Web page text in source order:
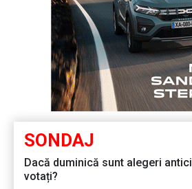
SONDAJ
Dacă duminică sunt alegeri
votați?